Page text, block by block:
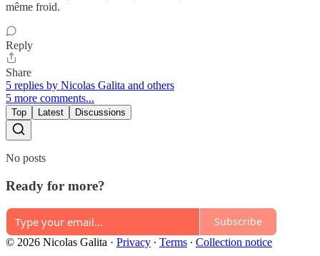
même froid.
Reply
Share
5 replies by Nicolas Galita and others
5 more comments...
Top Latest Discussions
No posts
Ready for more?
Subscribe
© 2026 Nicolas Galita · Privacy ∙ Terms ∙ Collection notice